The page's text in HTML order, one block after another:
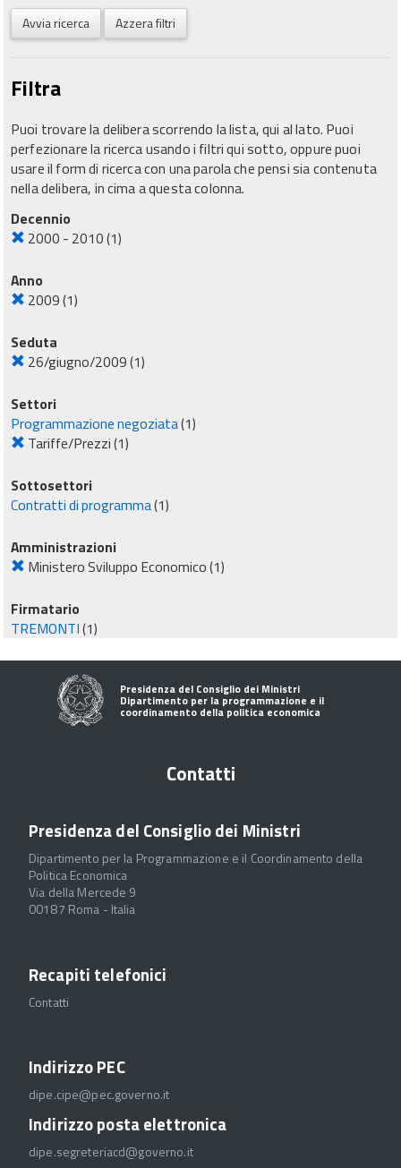
Avvia ricerca Azzera filtri
Filtra
Puoi trovare la delibera scorrendo la lista, qui al lato. Puoi
perfezionare la ricerca usando i filtri qui sotto, oppure puoi
usare il form di ricerca con una parola che pensi sia contenuta
nella delibera, in cima a questa colonna.
Decennio
2000 - 2010(1)
Anno
2009(1)
Seduta
26/giugno/2009(1)
Settori
Programmazione negoziata(1)
Tariffe/Prezzi(1)
Sottosettori
Contratti di programma(1)
Amministrazioni
Ministero Sviluppo Economico(1)
Firmatario
TREMONTI(1)
Presidenza del Consiglio dei Ministri
Dipartimento per la programmazione e il
coordinamento della politica economica
Contatti
Presidenza del Consiglio dei Ministri
Dipartimento per la Programmazione e il Coordinamento della
Politica Economica
Via della Mercede 9
00187 Roma - Italia
Recapiti telefonici
Contatti
Indirizzo PEC
dipe.cipe@pec.governo.it
Indirizzo posta elettronica
dipe.segreteriacd@governo.it